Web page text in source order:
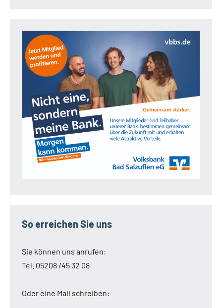
So erreichen Sie uns
Sie können uns anrufen:
Tel. 05208 /45 32 08
Oder eine Mail schreiben: